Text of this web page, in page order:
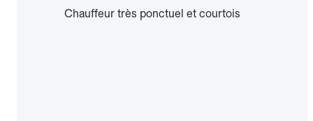
Chauffeur très ponctuel et courtois